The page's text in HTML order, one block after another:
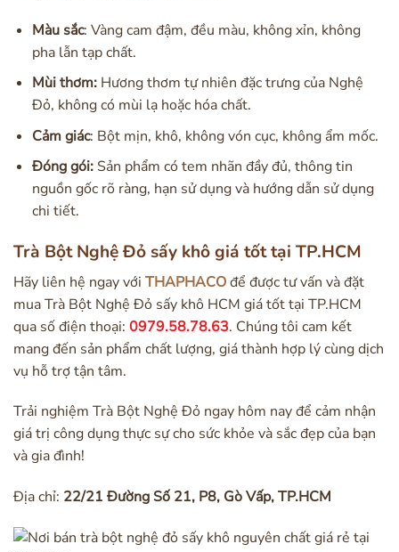
Màu sắc: Vàng cam đậm, đều màu, không xỉn, không
pha lẫn tạp chất.
Mùi thơm:Hương thơm tự nhiên đặc trưng của Nghệ
Đỏ, không có mùi lạ hoặc hóa chất.
Cảm giác: Bột mịn, khô, không vón cục, không ẩm mốc.
Đóng gói:Sản phẩm có tem nhãn đầy đủ, thông tin
nguồn gốc rõ ràng, hạn sử dụng và hướng dẫn sử dụng
chi tiết.
Trà Bột Nghệ Đỏ sấy khô giá tốt tại TP.HCM
Hãy liên hệ ngay với THAPHACOđể được tư vấn và đặt
mua Trà Bột Nghệ Đỏ sấy khô HCM giá tốt tại TP.HCM
qua số điện thoại: 0979.58.78.63. Chúng tôi cam kết
mang đến sản phẩm chất lượng, giá thành hợp lý cùng dịch
vụ hỗ trợ tận tâm.
Trải nghiệm Trà Bột Nghệ Đỏ ngay hôm nay để cảm nhận
giá trị công dụng thực sự cho sức khỏe và sắc đẹp của bạn
và gia đình!
Địa chỉ: 22/21 Đường Số 21, P8, Gò Vấp, TP.HCM